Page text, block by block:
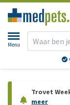
Menu
Trovet
meer